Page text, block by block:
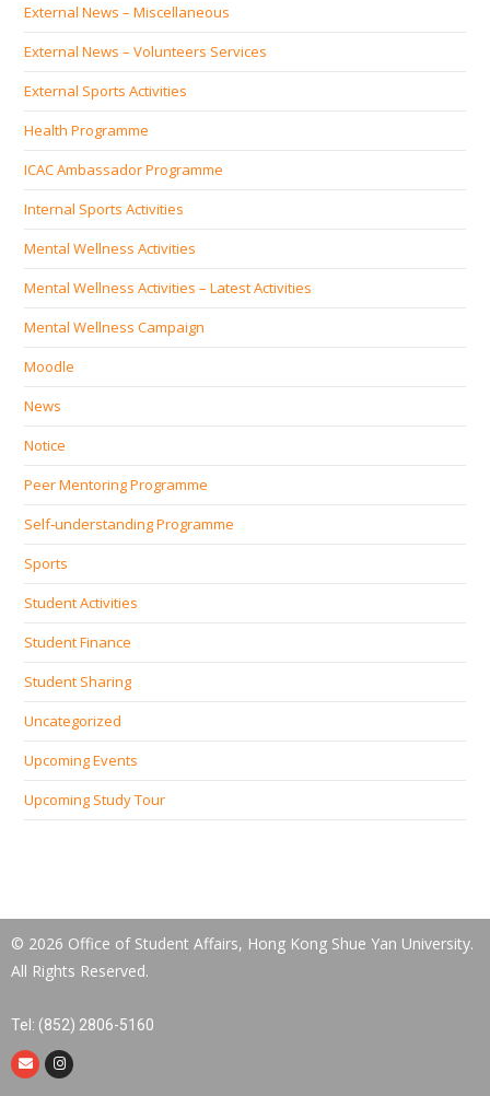
External News – Miscellaneous
External News – Volunteers Services
External Sports Activities
Health Programme
ICAC Ambassador Programme
Internal Sports Activities
Mental Wellness Activities
Mental Wellness Activities – Latest Activities
Mental Wellness Campaign
Moodle
News
Notice
Peer Mentoring Programme
Self‐understanding Programme
Sports
Student Activities
Student Finance
Student Sharing
Uncategorized
Upcoming Events
Upcoming Study Tour
© 2026 Office of Student Affairs, Hong Kong Shue Yan University.
All Rights Reserved.
Tel: (852) 2806-5160